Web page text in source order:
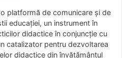
platformă de comunicare și de
educației, un instrument în
didactice în conjuncție cu
catalizator pentru dezvoltarea
didactice din învățământul